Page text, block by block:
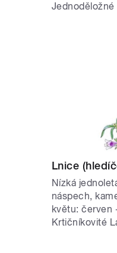
Jednoděložné
Lnice
Nízká
náspech,
květu: červen
Krtičníkovité